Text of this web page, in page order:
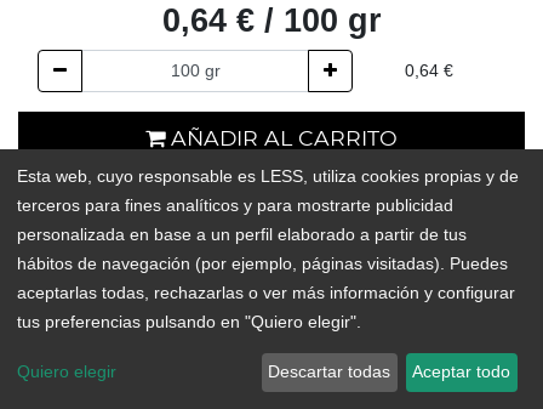
0,64€ / 100 gr
0,64 €
AÑADIR AL CARRITO
En existencias
Add to Wishlist
Este pseudocereal sin gluten, también conocido como alforfón, se
ha hecho más y más popular a gracias a sus múltiples
propiedades nutritivas (aporta proteínas de alta calidad y
Esta web, cuyo responsable es LESS, utiliza cookies propias y de
terceros para fines analíticos y para mostrarte publicidad
personalizada en base a un perfil elaborado a partir de tus
hábitos de navegación (por ejemplo, páginas visitadas). Puedes
aceptarlas todas, rechazarlas o ver más información y configurar
tus preferencias pulsando en "Quiero elegir".
Quiero elegir Descartar todas Aceptar todo